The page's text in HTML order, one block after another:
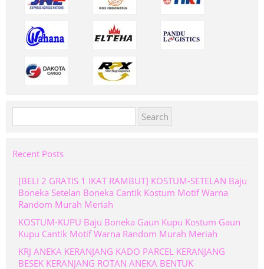
for:
Recent Posts
[BELI 2 GRATIS 1 IKAT RAMBUT] KOSTUM-SETELAN Baju
Boneka Setelan Boneka Cantik Kostum Motif Warna
Random Murah Meriah
KOSTUM-KUPU Baju Boneka Gaun Kupu Kostum Gaun
Kupu Cantik Motif Warna Random Murah Meriah
KRJ ANEKA KERANJANG KADO PARCEL KERANJANG
BESEK KERANJANG ROTAN ANEKA BENTUK